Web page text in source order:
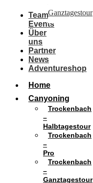
Ganztagestour
Team
Events
Über
uns
Partner
News
Adventureshop
Home
Canyoning
Trockenbach
–
Halbtagestour
Trockenbach
–
Pro
Trockenbach
–
Ganztagestour